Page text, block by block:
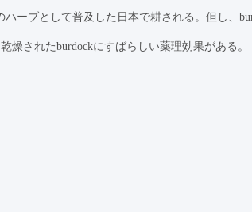
ーブとして普及した日本で耕される。但し、
されたburdockにすばらしい薬理効果がある。